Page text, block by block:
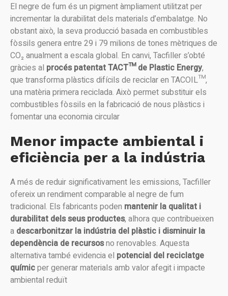
El negre de fum és un pigment àmpliament utilitzat per
incrementar la durabilitat dels materials d’embalatge. No
obstant això, la seva producció basada en combustibles
fòssils genera entre 29 i 79 milions de tones mètriques de
CO₂ anualment a escala global. En canvi, Tacfiller s’obté
gràcies al procés patentat TACT™ de Plastic Energy,
que transforma plàstics difícils de reciclar en TACOIL™,
una matèria primera reciclada. Això permet substituir els
combustibles fòssils en la fabricació de nous plàstics i
fomentar una economia circular
Menor impacte ambiental i
eficiència per a la indústria
A més de reduir significativament les emissions, Tacfiller
ofereix un rendiment comparable al negre de fum
tradicional. Els fabricants poden mantenir la qualitat i
durabilitat dels seus productes, alhora que contribueixen
a descarbonitzar la indústria del plàstic i disminuir la
dependència de recursosno renovables. Aquesta
alternativa també evidencia el potencial del reciclatge
químicper generar materials amb valor afegit i impacte
ambiental reduït